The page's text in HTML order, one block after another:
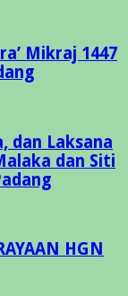
Mikraj 1447
dan Laksana
dan Siti
HGN